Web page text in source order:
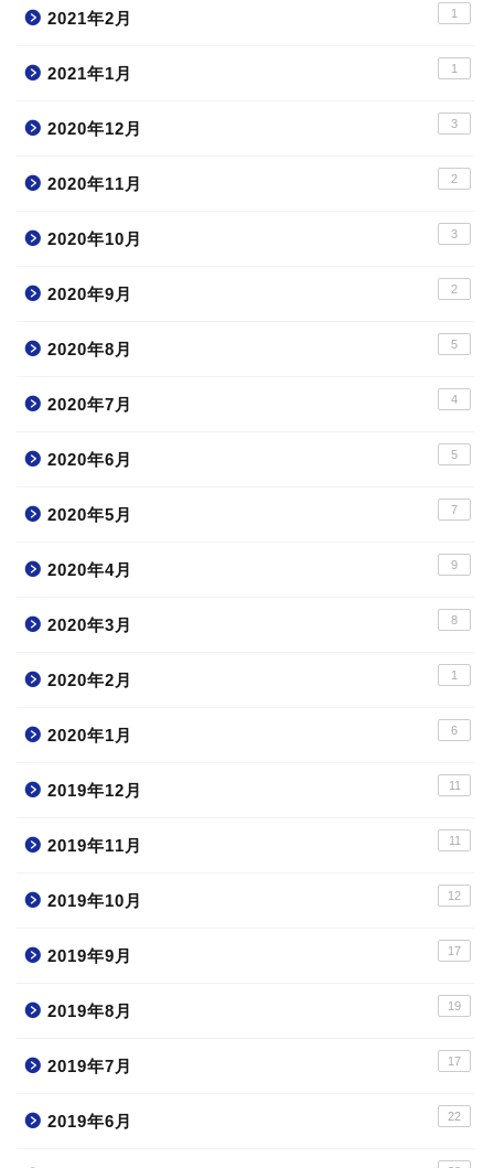
2021年2月 1
2021年1月 1
2020年12月 3
2020年11月 2
2020年10月 3
2020年9月 2
2020年8月 5
2020年7月 4
2020年6月 5
2020年5月 7
2020年4月 9
2020年3月 8
2020年2月 1
2020年1月 6
2019年12月 11
2019年11月 11
2019年10月 12
2019年9月 17
2019年8月 19
2019年7月 17
2019年6月 22